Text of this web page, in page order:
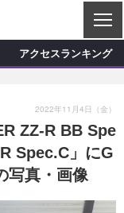
C
L
S
モカー製作記
ッズ新製品情報
アクセスランキング
ZZ-R BB Spe
Spec.C」にG
写真・画像
2022年11月4日（金）